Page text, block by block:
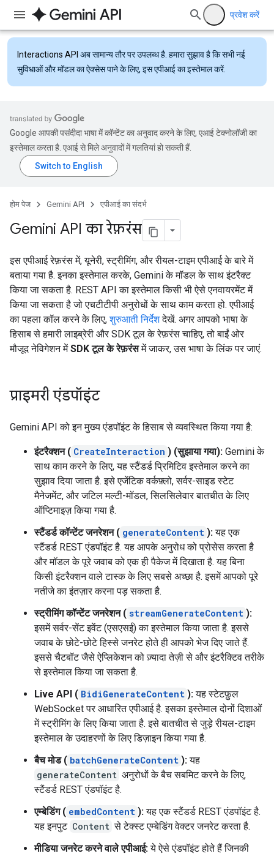
प्रवेश करें
Interactions API अब सामान्य तौर पर उपलब्ध है. हमारा सुझाव है कि सभी नई
सुविधाओं और मॉडल का ऐक्सेस पाने के लिए, इस एपीआई का इस्तेमाल करें.
Google आपकी पसंदीदा भाषा में कॉन्टेंट का अनुवाद करने के लिए, एआई टेक्नोलॉजी का
इस्तेमाल करता है. एआई से मिले अनुवादों में गलतियां हो सकती हैं.
होम पेज Gemini API एपीआई का संदर्भ
Gemini API का रेफ़रंस
इस एपीआई रेफ़रंस में, यूनेरी, स्ट्रीमिंग, और रीयल-टाइम एपीआई के बारे में
बताया गया है. इनका इस्तेमाल करके, Gemini के मॉडल के साथ इंटरैक्ट
किया जा सकता है. REST API का इस्तेमाल किसी भी ऐसे एनवायरमेंट में
किया जा सकता है जो एचटीटीपी अनुरोधों के साथ काम करता हो. एपीआई
का पहला कॉल करने के लिए,शुरुआती निर्देशदेखें. अगर आपको भाषा के
हिसाब से हमारी लाइब्रेरी और SDK टूल के रेफ़रंस चाहिए, तो बाईं ओर
मौजूद नेविगेशन मेंSDK टूल के रेफ़रंसमें जाकर, उस भाषा के लिंक पर जाएं.
प्राइमरी एंडपॉइंट
Gemini API को इन मुख्य एंडपॉइंट के हिसाब से व्यवस्थित किया गया है:
इंटरैक्शन ( CreateInteraction ) (सुझाया गया): Gemini के
साथ काम करने के लिए, यह स्टैंडर्ड प्रिमिटिव इस्तेमाल करने का
सुझाव दिया जाता है. इसे एजेंटिक वर्कफ़्लो, सर्वर-साइड स्टेट
मैनेजमेंट, और जटिल मल्टी-मॉडल, सिलसिलेवार बातचीत के लिए
ऑप्टिमाइज़ किया गया है.
स्टैंडर्ड कॉन्टेंट जनरेशन ( generateContent ):यह एक
स्टैंडर्ड REST एंडपॉइंट है. यह आपके अनुरोध को प्रोसेस करता है
और मॉडल के पूरे जवाब को एक ही पैकेज में दिखाता है. यह बिना
किसी इंटरैक्शन वाले टास्क के लिए सबसे अच्छा है. इसमें आपको पूरे
नतीजे का इंतज़ार करना पड़ सकता है.
स्ट्रीमिंग कॉन्टेंट जनरेशन ( streamGenerateContent ):
इसमें सर्वर-सेंट इवेंट (एसएसई) का इस्तेमाल किया जाता है. इससे
जवाब के छोटे-छोटे हिस्से जनरेट होते ही आपको भेज दिए जाते हैं.
इससे चैटबॉट जैसे ऐप्लिकेशन को ज़्यादा तेज़ी से और इंटरैक्टिव तरीके
से इस्तेमाल किया जा सकता है.
Live API ( BidiGenerateContent ):यह स्टेटफ़ुल
WebSocket पर आधारित एपीआई है. इसका इस्तेमाल दोनों दिशाओं
में स्ट्रीमिंग के लिए किया जाता है. इसे बातचीत से जुड़े रीयल-टाइम
इस्तेमाल के उदाहरणों के लिए डिज़ाइन किया गया है.
बैच मोड ( batchGenerateContent ):यह
generateContent अनुरोधों के बैच सबमिट करने के लिए,
स्टैंडर्ड REST एंडपॉइंट है.
एम्बेडिंग ( embedContent ):यह एक स्टैंडर्ड REST एंडपॉइंट है.
यह इनपुट Content से टेक्स्ट एम्बेडिंग वेक्टर जनरेट करता है.
मीडिया जनरेट करने वाले एपीआई:ये ऐसे एंडपॉइंट होते हैं जिनकी